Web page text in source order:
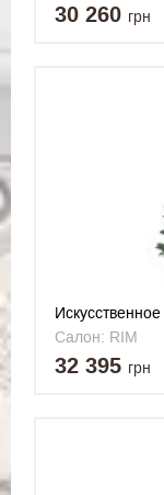
30 260 грн
TREE
Салон: RIM
32 395 грн